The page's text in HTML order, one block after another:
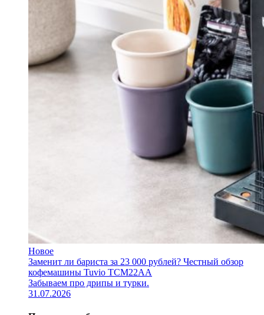
Новое
Заменит ли бариста за 23 000 рублей? Честный обзор
кофемашины Tuvio TCM22AA
Забываем про дрипы и турки.
31.07.2026